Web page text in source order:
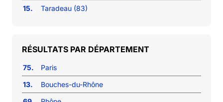
15.
Taradeau (83)
RÉSULTATS PAR DÉPARTEMENT
75.
Paris
13.
Bouches-du-Rhône